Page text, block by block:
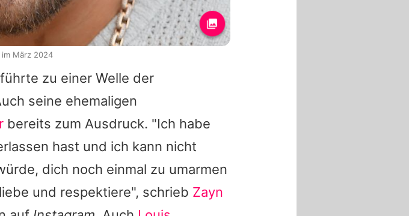
zu einer Welle der
seine ehemaligen
bereits zum Ausdruck. "Ich habe
hast und ich kann nicht
dich noch einmal zu umarmen
und respektiere", schrieb Zayn
im März 2024